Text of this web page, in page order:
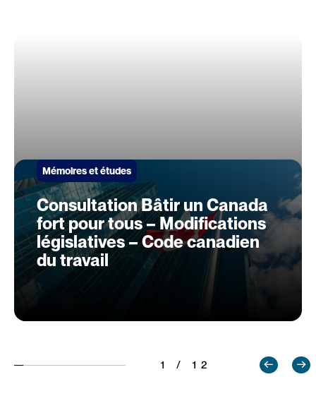
Mémoires et études
Consultation Bâtir un Canada
fort pour tous – Modifications
législatives – Code canadien
du travail
1 / 12